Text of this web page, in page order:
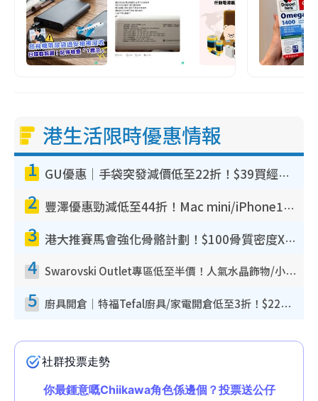
港生活限時優惠情報
1 GU優惠｜手袋突發減價低至22折！$39買經典波士頓包/餃子袋！飾物同步減價$29起！
2 豐澤優惠勁減低至44折！Mac mini/iPhone17Pro大減價！廚房家電$220起
3 港大推賽馬會強化骨骼計劃！$100骨質密度X光檢查 完成免費運動訓練送超市禮券！附參加資格
4 Swarovski Outlet專區低至半價！人氣水晶飾物/小擺設$138起！迪士尼款/水晶高跟鞋都有平
5 廚具開倉｜特福Tefal廚具/家電開倉低至3折！$220起買平底鍋/炒鑊/湯煲！電飯煲/吸塵機/燙斗$418起